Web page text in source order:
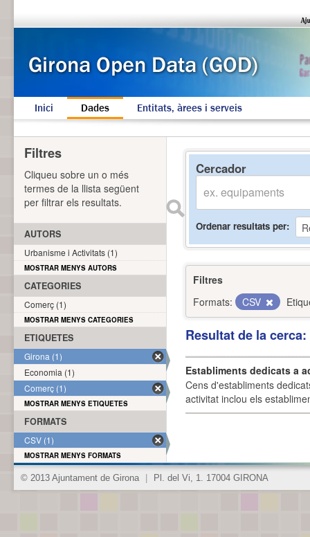
Inici Dades Entitats, àrees i serveis
Cercador
Ordenar resultats per
Filtres
Formats:
CSV
Resultat de la
Establiments dedicats a
Cens d'establiments
activitat inclou els
Filtres
Cliqueu sobre un o més
termes de la llista següent
per filtrar els resultats.
AUTORS
Urbanisme i Activitats (1)
MOSTRAR MENYS AUTORS
CATEGORIES
Comerç (1)
MOSTRAR MENYS CATEGORIES
ETIQUETES
Girona (1)
Economia (1)
Comerç (1)
MOSTRAR MENYS ETIQUETES
FORMATS
CSV (1)
MOSTRAR MENYS FORMATS
© 2013 Ajuntament de Girona Pl. del Vi, 1. 17004 GIRONA